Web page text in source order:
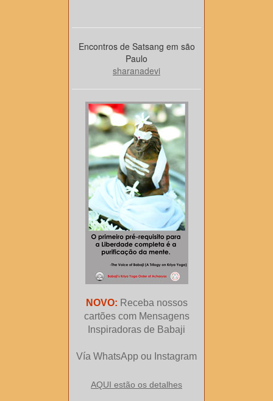
Encontros de Satsang em são
Paulo
sharanadevi
NOVO: Receba nossos
cartões com Mensagens
Inspiradoras de Babaji
Vía WhatsApp ou Instagram
AQUI estão os detalhes